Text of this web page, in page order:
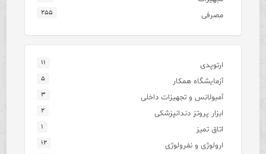
مصرفی ۲۵۵
ارتوپدی ۱۱
آزمایشگاه همکار ۵
آمبولانس و تجهیزات داخلی ۳
ابزار پروتز دندانپزشکی ۲
اتاق تمیز ۱
ارولوژی و نفرولوژی ۱۲